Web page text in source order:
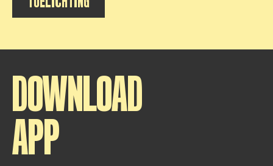
DOWNLOAD
APP